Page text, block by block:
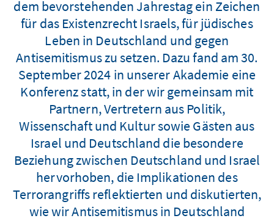
dem bevorstehenden Jahrestag ein Zeichen
für das Existenzrecht Israels, für jüdisches
Leben in Deutschland und gegen
Antisemitismus zu setzen. Dazu fand am 30.
September 2024 in unserer Akademie eine
Konferenz statt, in der wir gemeinsam mit
Partnern, Vertretern aus Politik,
Wissenschaft und Kultur sowie Gästen aus
Israel und Deutschland die besondere
Beziehung zwischen Deutschland und Israel
hervorhoben, die Implikationen des
Terrorangriffs reflektierten und diskutierten,
wie wir Antisemitismus in Deutschland